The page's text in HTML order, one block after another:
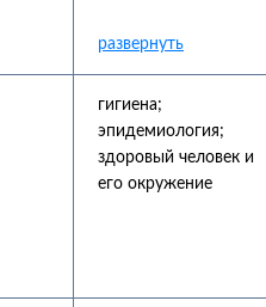
гигиена;
эпидемиология;
здоровый человек и
его окружение